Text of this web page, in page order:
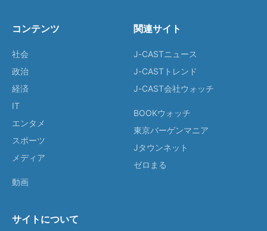
コンテンツ
社会
政治
経済
IT
エンタメ
スポーツ
メディア
動画
関連サイト
J-CASTニュース
J-CASTトレンド
J-CAST会社ウォッチ
BOOKウォッチ
東京バーゲンマニア
Jタウンネット
ゼロまる
サイトについて